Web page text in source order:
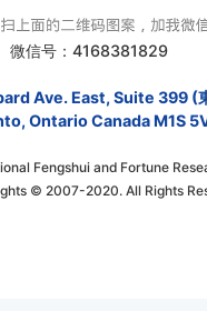
微信号：4168381829
Ave. East, Suite 399 (
Ontario Canada M1S
Fengshui and Fortune
© 2007-2020. All Rights